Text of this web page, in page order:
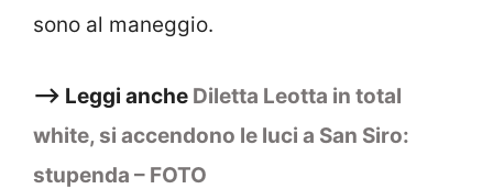
sono al maneggio.
–> Leggi anche Diletta Leotta in total
white, si accendono le luci a San Siro:
stupenda – FOTO